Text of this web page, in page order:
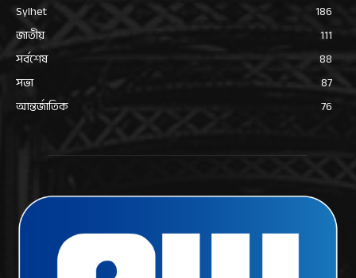
Sylhet
186
জাতীয়
111
সর্বশেষ
88
সভা
87
আন্তর্জাতিক
76